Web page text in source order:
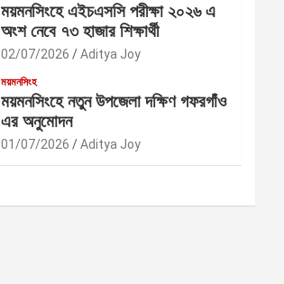
ময়মনসিংহে এইচএসসি পরীক্ষা ২০২৬ এ
অংশ নেবে ৭৩ হাজার শিক্ষার্থী
02/07/2026 Aditya Joy
ময়মনসিংহ
ময়মনসিংহে নতুন উপজেলা দক্ষিণ গফরগাঁও
এর অনুমোদন
01/07/2026 Aditya Joy